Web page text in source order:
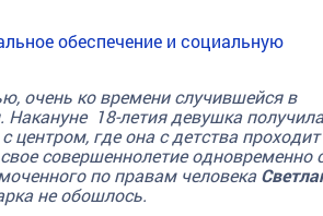
обеспечение и социальную
очень ко времени случившейся в
18-летия девушка получила
где она с детства проходит
совершеннолетие одновременно
по правам человека
не обошлось.